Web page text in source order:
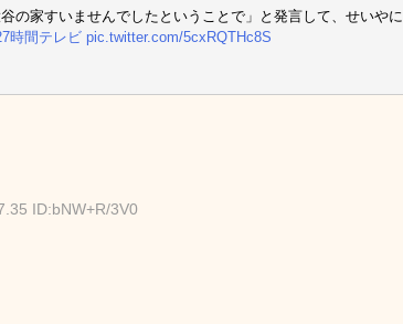
の家すいませんでしたということで」と発言して、せいやに
時間テレビ pic.twitter.com/5cxRQTHc8S
ID:bNW+R/3V0